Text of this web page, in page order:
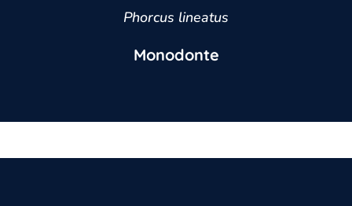
Phorcus lineatus
Monodonte